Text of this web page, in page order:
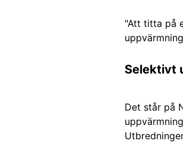
"Att titta på
Selektivt
Det står på